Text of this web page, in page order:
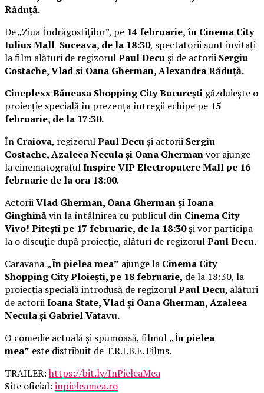
Răduță.
De „Ziua Îndrăgostiților”, pe 14 februarie, în Cinema City
Iulius Mall Suceava, de la 18:30, spectatorii sunt invitați
la film alături de regizorulPaul Decuși de actorii Sergiu
Costache, Vlad si Oana Gherman, Alexandra Răduță.
Cineplexx Băneasa Shopping City București găzduiește o
proiecție specială în prezența întregii echipe pe 15
februarie, de la 17:30.
În Craiova, regizorulPaul Decuși actorii Sergiu
Costache, Azaleea Necula și Oana Ghermanvor ajunge
la cinematografulInspire VIP Electroputere Mall pe 16
februarie de la ora 18:00.
ActoriiVlad Gherman, Oana Gherman și Ioana
Ginghinăvin la întâlnirea cu publicul din Cinema City
Vivo! Pitești pe 17 februarie, de la 18:30și vor participa
la o discuție după proiecție, alături de regizorulPaul Decu.
Caravana „În pielea mea” ajunge la Cinema City
Shopping City Ploiești, pe 18 februarie, de la 18:30, la
proiecția specială introdusă de regizorulPaul Decu, alături
de actoriiIoana State, Vlad și Oana Gherman, Azaleea
Necula și Gabriel Vatavu.
O comedie actuală și spumoasă, filmul „În pielea
mea” este distribuit de T.R.I.B.E. Films.
TRAILER:https://bit.ly/InPieleaMea
Site oficial: inpieleamea.ro